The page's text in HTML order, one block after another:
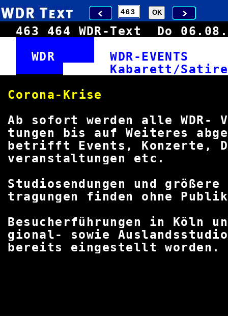
463 464 WDR-Text Do
WDR
WDR-EVENTS
Kabarett/
Corona-
Ab sofort werden alle
tungen bis auf Weiteres
betrifft Events, Konzerte,
Studiosendungen und
tragungen finden ohne
Besucherführungen in Köln
gional- sowie
bereits eingestellt